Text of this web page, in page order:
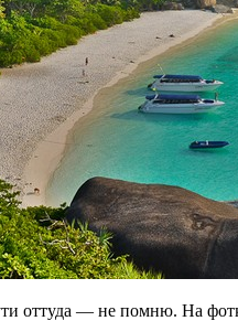
оттуда — не помню. На